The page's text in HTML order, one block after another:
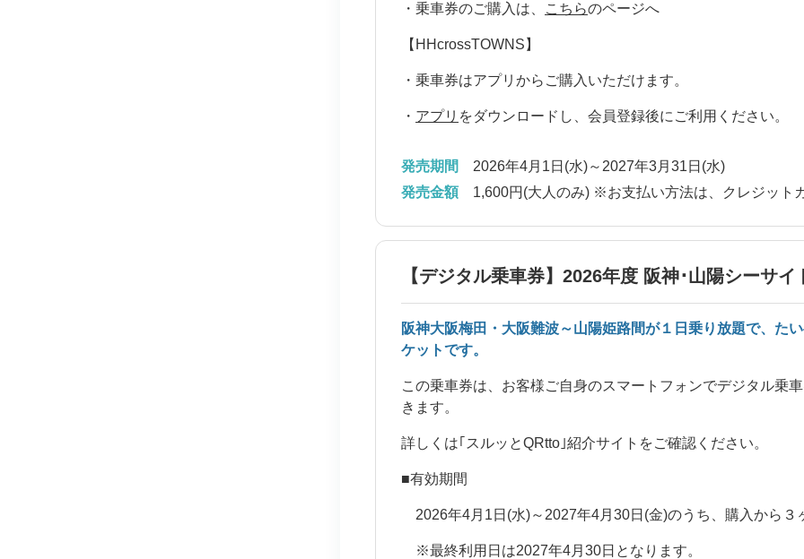
・乗車券のご購入は、 こちらのページへ
【HHcrossTOWNS】
・乗車券はアプリからご購入いただけます。
・ アプリ をダウンロードし、会員登録後にご利用ください。
発売期間
2026年4月1日(水)～2027年3月31日(水)
発売金額
1,600円(大人のみ) ※お支払い方法は、クレジット
【デジタル乗車券】2026年度 阪神･山陽シーサ
阪神大阪梅田・大阪難波～山陽姫路間が１日乗り放題で、た
ケットです。
この乗車券は、お客様ご自身のスマートフォンでデジタル乗
きます。
詳しくは｢ スルッとQRtto ｣紹介サイトをご確認ください。
■有効期間
2026年4月1日(水)～2027年4月30日(金)のうち、購入から３
※最終利用日は2027年4月30日となります。